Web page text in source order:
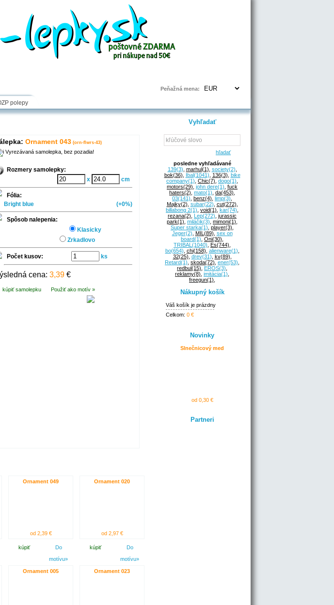
Peňažná mena:
polepy
Ornament 043 (orn-flwrs-43)
Vyrezávaná samolepka, bez pozadia!
Rozmery samolepky:
x
cm
Fólia:
Bright blue
(+0%)
Spôsob nalepenia:
Klasicky
Zrkadlovo
Počet kusov: ks
cena: 3,39 €
kúpiť samolepku Použiť ako motív »
Ornament 049
od 2,39 €
kúpiť
Do
motívu»
Ornament 020
od 2,97 €
kúpiť
Do
motívu»
Ornament 005 Ornament 023
Vyhľadať
hľadať
posledne vyhľadávané
139(3) marhul(1) society(2)
bok(36) Ibal(1041) 136(3) bike
company(1) Chic(7) dogo(1)
motors(29) john dere(1) fuck
haters(2) mato(1) da(453)
03(141) benz(4) limp(3)
Majky(2) subar(22) cut(272)
billabong 2(1) void(1) kar(74)
rezana(2) Lep(272) jurassic
park(1) miláčik(3) mimoni(1)
Super starka(1) player(3)
Jeger(2) MIL (89) sex on
board(1) Oni(30)
TRIBAL (1040) Es(744)
bo(654) chi(158) alienware(1)
32(25) drev(31) kv(89)
Retard(1) skoda(72) ener(53)
redbul(15) EROS(3)
reklamy(8) imitácia(1)
freegun(1)
Nákupný košík
Váš košík je prázdny
Celkom: 0 €
Novinky
Slnečnicový med
od 0,30 €
Partneri